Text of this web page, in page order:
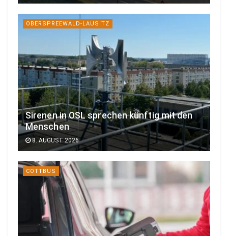
OBERSPREEWALD-LAUSITZ
Sirenen in OSL sprechen künftig mit den
Menschen
8. AUGUST 2026
COTTBUS